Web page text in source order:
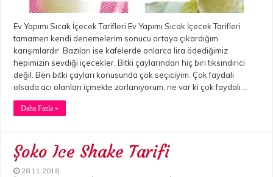
Ev Yapımı Sıcak İçecek Tarifleri Ev Yapımı Sıcak İçecek Tarifleri
tamamen kendi denemelerim sonucu ortaya çıkardığım
karışımlardır. Bazıları ise kafelerde onlarca lira ödediğimiz
hepimizin sevdiği içecekler. Bitki çaylarından hiç biri tiksindirici
değil. Ben bitki çayları konusunda çok seçiciyim. Çok faydalı
olsada acı olanları içmekte zorlanıyorum, ne var ki çok faydalı …
Daha Fazla »
Şoko Ice Shake Tarifi
28.11.2018